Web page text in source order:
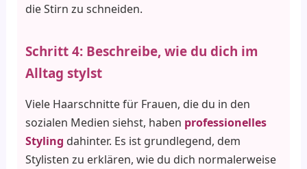
die Stirn zu schneiden.
Schritt 4: Beschreibe, wie du dich im
Alltag stylst
Viele Haarschnitte für Frauen, die du in den
sozialen Medien siehst, haben professionelles
Styling dahinter. Es ist grundlegend, dem
Stylisten zu erklären, wie du dich normalerweise